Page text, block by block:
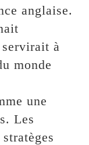
anglaise.
à
monde
une
Les